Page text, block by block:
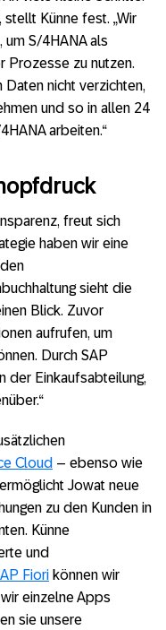
Künne fest. „Wir
S/4HANA als
Prozesse zu nutzen.
nicht verzichten,
und so in allen 24
arbeiten.“
freut sich
haben wir eine
sieht die
Blick. Zuvor
aufrufen, um
Durch SAP
der Einkaufsabteilung,
Cloud – ebenso wie
Jowat neue
zu den Kunden in
Künne
und
Fiori können wir
einzelne Apps
sie unsere